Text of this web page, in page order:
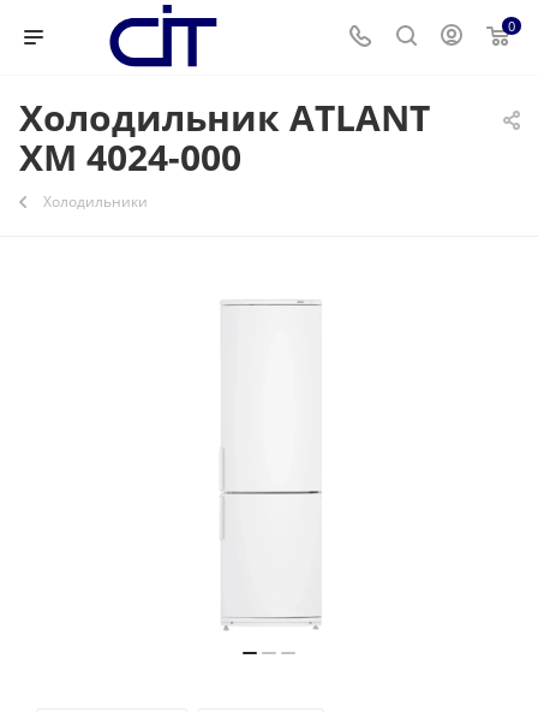
0
Холодильник ATLANT
ХМ 4024-000
Холодильники